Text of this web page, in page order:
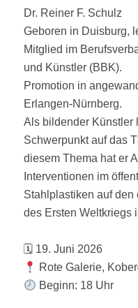
Dr. Reiner F. Schulz
Geboren in Duisburg,
Mitglied im
und Künstler (BBK).
Promotion in
Erlangen-Nürnberg.
Als bildender Künstler
Schwerpunkt auf das
diesem Thema hat er
Interventionen im
Stahlplastiken auf
des Ersten Weltkriegs
🗓 19. Juni 2026
Rote Galerie,
Beginn: 18 Uhr